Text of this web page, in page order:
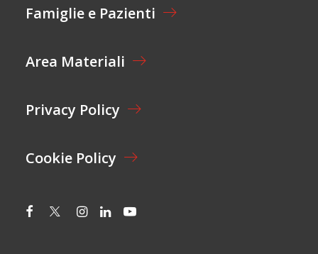
N
OO
*
Famiglie e Pazienti
Area Materiali
Privacy Policy
Cookie Policy